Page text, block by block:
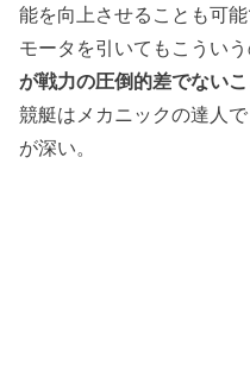
能を向上させることも可
モータを引いてもこういう
が戦力の圧倒的差でない
競艇はメカニックの達人
が深い。